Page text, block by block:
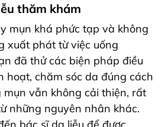
thăm khám
mụn khá phức tạp và không
xuất phát từ việc uống
đã thử các biện pháp điều
hoạt, chăm sóc da đúng cách
vẫn không cải thiện, rất
những nguyên nhân khác.